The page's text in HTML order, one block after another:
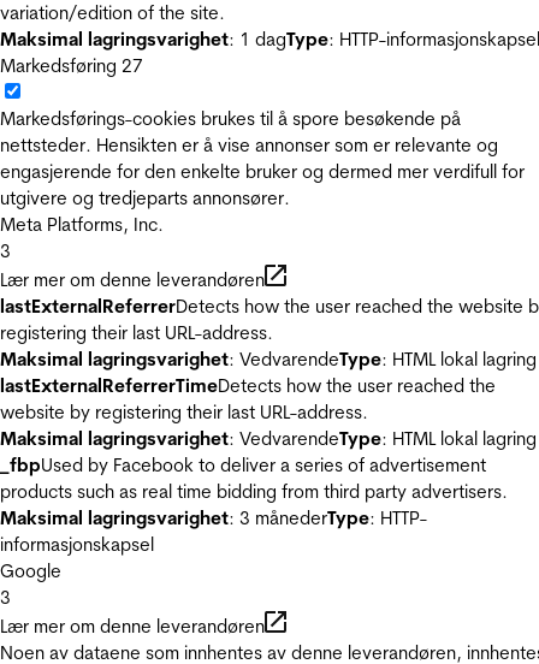
variation/edition of the site.
Maksimal lagringsvarighet: 1 dagType: HTTP-informasjonskapsel
Markedsføring 27
Markedsførings-cookies brukes til å spore besøkende på
nettsteder. Hensikten er å vise annonser som er relevante og
engasjerende for den enkelte bruker og dermed mer verdifull for
utgivere og tredjeparts annonsører.
Meta Platforms, Inc.
3
Lær mer om denne leverandøren
lastExternalReferrerDetects how the user reached the website
registering their last URL-address.
Maksimal lagringsvarighet: VedvarendeType: HTML lokal lagring
lastExternalReferrerTimeDetects how the user reached the
website by registering their last URL-address.
Maksimal lagringsvarighet: VedvarendeType: HTML lokal lagring
_fbpUsed by Facebook to deliver a series of advertisement
products such as real time bidding from third party advertisers.
Maksimal lagringsvarighet: 3 månederType: HTTP-
informasjonskapsel
Google
3
Lær mer om denne leverandøren
Noen av dataene som innhentes av denne leverandøren,